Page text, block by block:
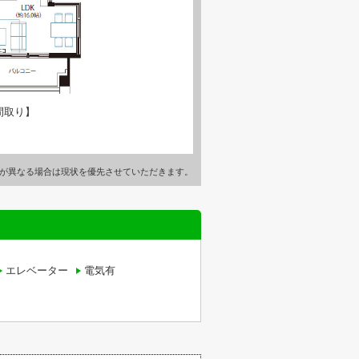
り】
なる場合は現状を優先させていただきます。
エレベーター 電気有